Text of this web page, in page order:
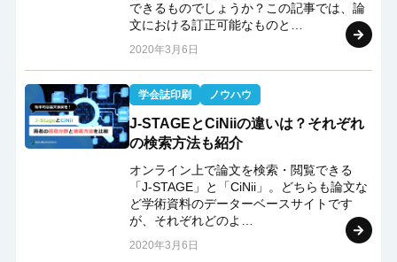
できるものでしょうか？この記事では、論
文における訂正可能なものと…
2020年3月6日
学会誌印刷 ノウハウ
J-STAGEとCiNiiの違いは？それぞれ
の検索方法も紹介
オンライン上で論文を検索・閲覧できる
「J-STAGE」と「CiNii」。どちらも論文な
ど学術資料のデーターベースサイトです
が、それぞれどのよ…
2020年3月6日